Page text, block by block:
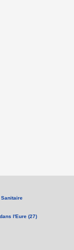
Sanitaire
l'Eure (27)